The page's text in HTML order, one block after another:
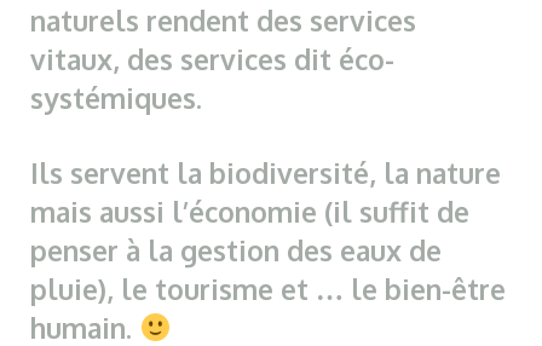
naturels rendent des services
vitaux, des services dit éco-
systémiques.
Ils servent la biodiversité, la nature
mais aussi l’économie (il suffit de
penser à la gestion des eaux de
pluie), le tourisme et … le bien-être
humain.